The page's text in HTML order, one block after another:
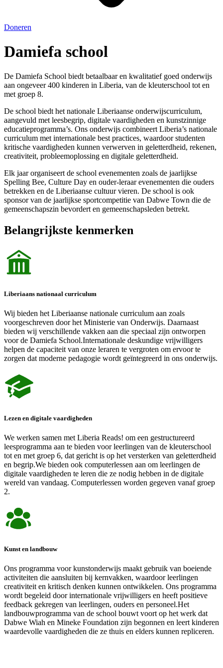
Doneren
Damiefa school
De Damiefa School biedt betaalbaar en kwalitatief goed onderwijs
aan ongeveer 400 kinderen in Liberia, van de kleuterschool tot en
met groep 8.
De school biedt het nationale Liberiaanse onderwijscurriculum,
aangevuld met leesbegrip, digitale vaardigheden en kunstzinnige
educatieprogramma’s. Ons onderwijs combineert Liberia’s nationale
curriculum met internationale best practices, waardoor studenten
kritische vaardigheden kunnen verwerven in geletterdheid, rekenen,
creativiteit, probleemoplossing en digitale geletterdheid.
Elk jaar organiseert de school evenementen zoals de jaarlijkse
Spelling Bee, Culture Day en ouder-leraar evenementen die ouders
betrekken en de Liberiaanse cultuur vieren. De school is ook
sponsor van de jaarlijkse sportcompetitie van Dabwe Town die de
gemeenschapszin bevordert en gemeenschapsleden betrekt.
Belangrijkste kenmerken
Liberiaans nationaal curriculum
Wij bieden het Liberiaanse nationale curriculum aan zoals
voorgeschreven door het Ministerie van Onderwijs. Daarnaast
bieden wij verschillende vakken aan die speciaal zijn ontworpen
voor de Damiefa School.Internationale deskundige vrijwilligers
helpen de capaciteit van onze leraren te vergroten om ervoor te
zorgen dat moderne pedagogie wordt geïntegreerd in ons onderwijs.
Lezen en digitale vaardigheden
We werken samen met Liberia Reads! om een ​​gestructureerd
leesprogramma aan te bieden voor leerlingen van de kleuterschool
tot en met groep 6, dat gericht is op het versterken van geletterdheid
en begrip.We bieden ook computerlessen aan om leerlingen de
digitale vaardigheden te leren die ze nodig hebben in de digitale
wereld van vandaag. Computerlessen worden gegeven vanaf groep
2.
Kunst en landbouw
Ons programma voor kunstonderwijs maakt gebruik van boeiende
activiteiten die aansluiten bij kernvakken, waardoor leerlingen
creativiteit en kritisch denken kunnen ontwikkelen. Ons programma
wordt begeleid door internationale vrijwilligers en heeft positieve
feedback gekregen van leerlingen, ouders en personeel.Het
landbouwprogramma van de school bouwt voort op het werk dat
Dabwe Wiah en Mineke Foundation zijn begonnen en leert kinderen
waardevolle vaardigheden die ze thuis en elders kunnen repliceren.